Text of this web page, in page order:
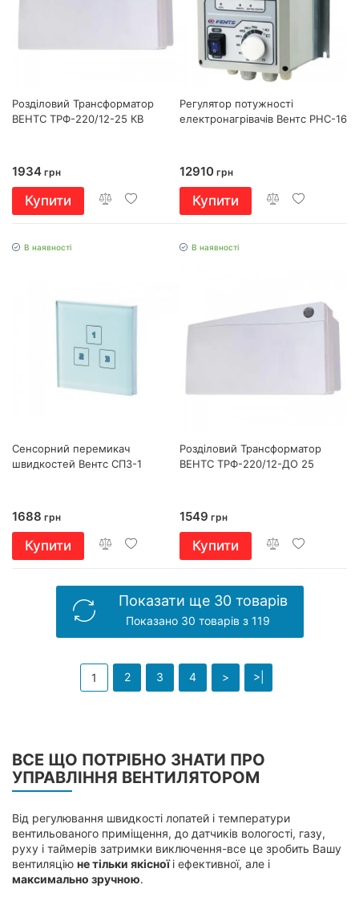
Розділовий Трансформатор
ВЕНТС ТРФ-220/12-25 КВ
1934 грн
Купити
Регулятор потужності
електронагрівачів Вентс РНС-16
12910 грн
Купити
В наявності
Сенсорний перемикач
швидкостей Вентс СП3-1
1688 грн
Купити
В наявності
Розділовий Трансформатор
ВЕНТС ТРФ-220/12-ДО 25
1549 грн
Купити
Показати ще 30 товарів
Показано 30 товарів з 119
1 2 3 4 > >|
ВСЕ ЩО ПОТРІБНО ЗНАТИ ПРО
УПРАВЛІННЯ ВЕНТИЛЯТОРОМ
Від регулювання швидкості лопатей і температури
вентильованого приміщення, до датчиків вологості, газу,
руху і таймерів затримки виключення-все це зробить Вашу
вентиляцію не тільки якісноїі ефективної, але і
максимально зручною.